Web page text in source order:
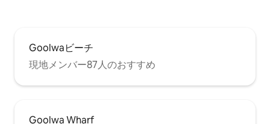
Goolwaビーチ
現地メンバー87人のおすすめ
Goolwa Wharf